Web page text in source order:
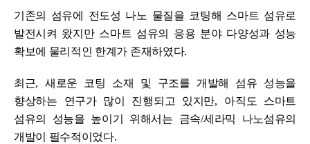
기존의 섬유에 전도성 나노 물질을 코팅해 스마트 섬유로
발전시켜 왔지만 스마트 섬유의 응용 분야 다양성과 성능
확보에 물리적인 한계가 존재하였다.
최근, 새로운 코팅 소재 및 구조를 개발해 섬유 성능을
향상하는 연구가 많이 진행되고 있지만, 아직도 스마트
섬유의 성능을 높이기 위해서는 금속/세라믹 나노섬유의
개발이 필수적이었다.